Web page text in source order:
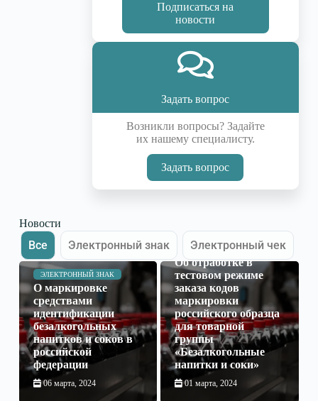
Подписаться на
новости
Задать вопрос
Возникли вопросы? Задайте
их нашему специалисту.
Задать вопрос
Новости
Все Электронный знак Электронный чек
ЭЛЕКТРОННЫЙ ЗНАК
О маркировке
средствами
идентификации
безалкогольных
напитков и соков в
российской
федерации
06 марта, 2024
ЭЛЕКТРОННЫЙ ЗНАК
Об отработке в
тестовом режиме
заказа кодов
маркировки
российского образца
для товарной
группы
«Безалкогольные
напитки и соки»
01 марта, 2024
ЭЛЕКТРОННЫЙ ЗНАК